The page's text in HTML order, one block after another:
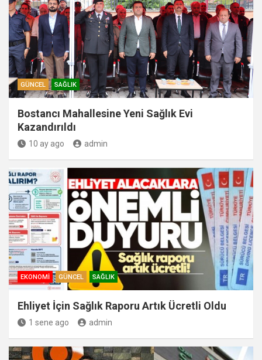
GÜNCEL SAĞLIK
Bostancı Mahallesine Yeni Sağlık Evi
Kazandırıldı
10 ay ago admin
EKONOMI GÜNCEL SAĞLIK
Ehliyet İçin Sağlık Raporu Artık Ücretli Oldu
1 sene ago admin